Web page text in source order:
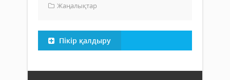
Жаңалықтар
Пікір қалдыру